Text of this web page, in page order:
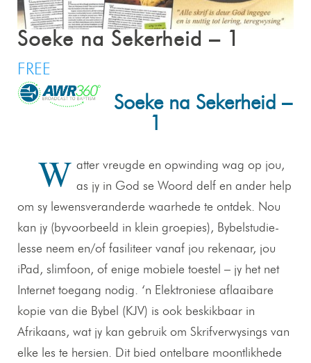
Soeke na Sekerheid – 1
FREE
Soeke na Sekerheid –
W atter vreugde en opwinding wag op jou,
as jy in God se Woord delf en ander help
om sy lewensveranderde waarhede te ontdek. Nou
kan jy (byvoorbeeld in klein groepies), Bybelstudie-
lesse neem en/of fasiliteer vanaf jou rekenaar, jou
iPad, slimfoon, of enige mobiele toestel – jy het net
Internet toegang nodig. ‘n Elektroniese aflaaibare
kopie van die Bybel (KJV) is ook beskikbaar in
Afrikaans, wat jy kan gebruik om Skrifverwysings van
elke les te hersien. Dit bied ontelbare moontlikhede